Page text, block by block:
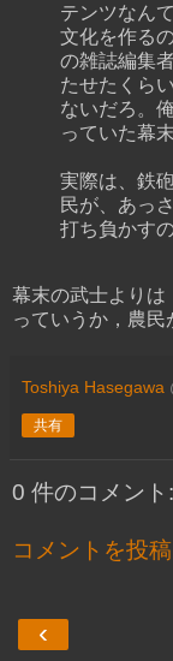
テンツなん
文化を作る
の雑誌編集
たせたくら
ないだろ。
っていた幕
実際は、鉄
民が、あっ
打ち負かすの
幕末の武士より
っていうか，農民
Toshiya Hasegawa
共有
0 件のコメント:
コメントを投稿
‹